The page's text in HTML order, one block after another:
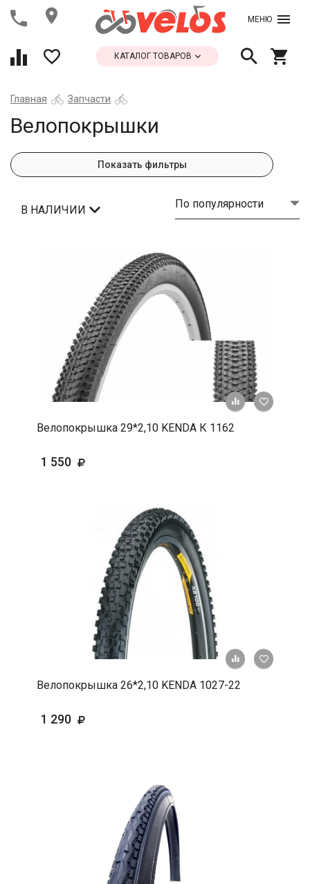
МЕНЮ
КАТАЛОГ ТОВАРОВ
Главная Запчасти
Велопокрышки
Показать фильтры
В НАЛИЧИИ По популярности
+ К
Велопокрышка 29*2,10 KENDA К 1162
1 550
+ К
Велопокрышка 26*2,10 KENDA 1027-22
1 290